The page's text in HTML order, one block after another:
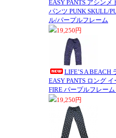
EASY PANTS アシン
パンツ PUNK SKULL/
ル/パープルフレーム
19,250円
LIFE’S A BEACH
EASY PANTS ロング
FIRE パープルフレー
19,250円